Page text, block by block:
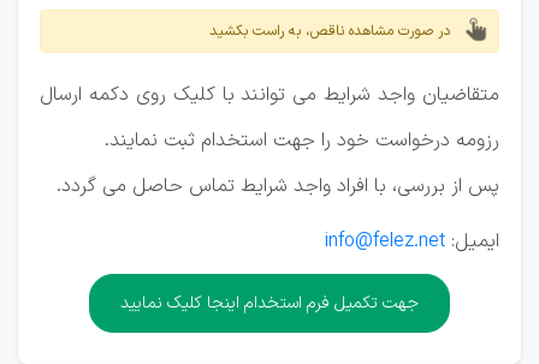
در صورت مشاهده ناقص، به راست بکشید
متقاضیان واجد شرایط می توانند با کلیک روی دکمه ارسال
رزومه درخواست خود را جهت استخدام ثبت نمایند.
پس از بررسی، با افراد واجد شرایط تماس حاصل می گردد.
ایمیل: info@felez.net
جهت تکمیل فرم استخدام اینجا کلیک نمایید